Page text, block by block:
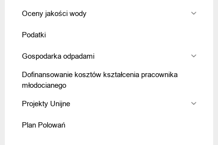
Oceny jakości wody
Podatki
Gospodarka odpadami
Dofinansowanie kosztów kształcenia pracownika
młodocianego
Projekty Unijne
Plan Polowań